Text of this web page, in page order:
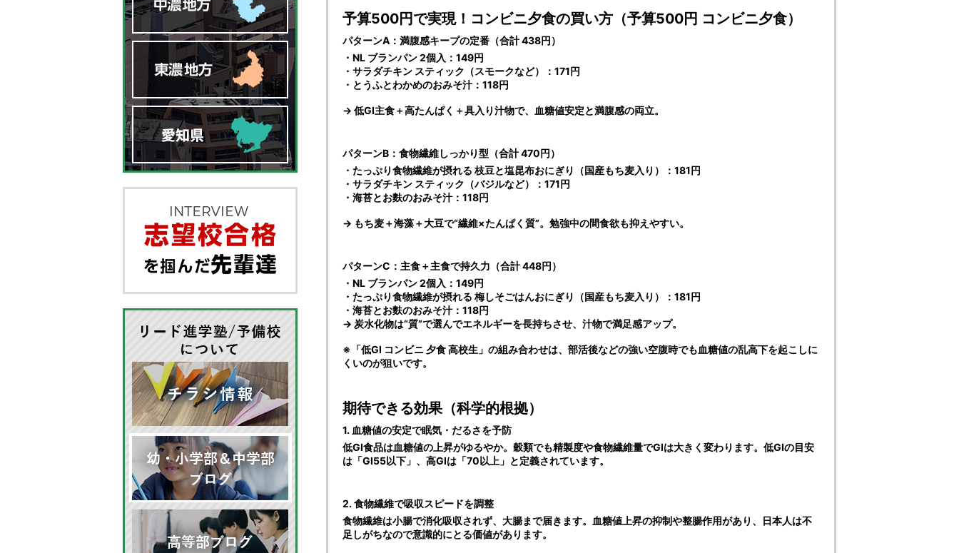
予算500円で実現！コンビニ夕食の買い方（予算500円 コンビニ夕食）
パターンA：満腹感キープの定番（合計 438円）
・NL ブランパン 2個入：149円
・サラダチキン スティック（スモークなど）：171円
・とうふとわかめのおみそ汁：118円
→ 低GI主食＋高たんぱく＋具入り汁物で、血糖値安定と満腹感の両立。
パターンB：食物繊維しっかり型（合計 470円）
・たっぷり食物繊維が摂れる 枝豆と塩昆布おにぎり（国産もち麦入り）：181円
・サラダチキン スティック（バジルなど）：171円
・海苔とお麩のおみそ汁：118円
→ もち麦＋海藻＋大豆で“繊維×たんぱく質”。勉強中の間食欲も抑えやすい。
パターンC：主食＋主食で持久力（合計 448円）
・NL ブランパン 2個入：149円
・たっぷり食物繊維が摂れる 梅しそごはんおにぎり（国産もち麦入り）：181円
・海苔とお麩のおみそ汁：118円
→ 炭水化物は“質”で選んでエネルギーを長持ちさせ、汁物で満足感アップ。
※「低GI コンビニ 夕食 高校生」の組み合わせは、部活後などの強い空腹時でも血糖値の乱高下を起こしに
くいのが狙いです。
期待できる効果（科学的根拠）
1. 血糖値の安定で眠気・だるさを予防
低GI食品は血糖値の上昇がゆるやか。穀類でも精製度や食物繊維量でGIは大きく変わります。低GIの目安
は「GI55以下」、高GIは「70以上」と定義されています。
2. 食物繊維で吸収スピードを調整
食物繊維は小腸で消化吸収されず、大腸まで届きます。血糖値上昇の抑制や整腸作用があり、日本人は不
足しがちなので意識的にとる価値があります。